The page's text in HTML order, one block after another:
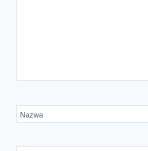
Nazwa